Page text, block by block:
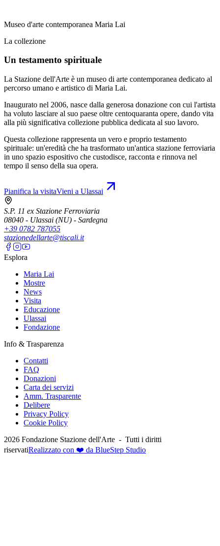
Museo d'arte contemporanea Maria Lai
La collezione
Un testamento spirituale
La Stazione dell'Arte è un museo di arte contemporanea dedicato al
percorso umano e artistico di Maria Lai.
Inaugurato nel 2006, nasce dalla generosa donazione con cui l'artista
ha voluto lasciare al suo paese oltre centoquaranta opere, dando vita
alla più significativa collezione pubblica dedicata al suo lavoro.
Questa collezione rappresenta un vero e proprio testamento
spirituale: un'eredità che ha trasformato un'antica stazione ferroviaria
in uno spazio espositivo che custodisce, racconta e rinnova nel
tempo il senso della sua opera.
Pianifica la visitaVieni a Ulassai
S.P. 11 ex Stazione Ferroviaria
08040 - Ulassai (NU) - Sardegna
+39 0782 787055
stazionedellarte@tiscali.it
Esplora
Maria Lai
Mostre
News
Visita
Educazione
Ulassai
Fondazione
Info & Trasparenza
Contatti
FAQ
Donazioni
Carta dei servizi
Amm. Trasparente
Delibere
Privacy Policy
Cookie Policy
2026 Fondazione Stazione dell'Arte - Tutti i diritti
riservatiRealizzato con ❤️ da BlueStep Studio